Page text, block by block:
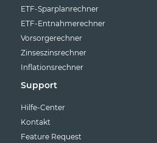
ETF-Sparplanrechner
ETF-Entnahmerechner
Vorsorgerechner
Zinseszinsrechner
Inflationsrechner
Support
Hilfe-Center
Kontakt
Feature Request